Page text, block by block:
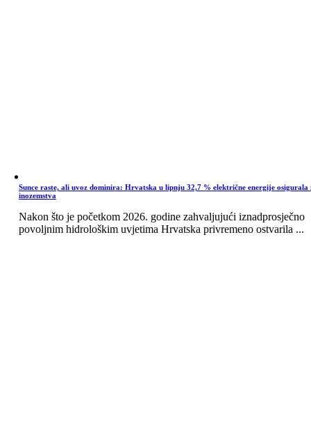
Sunce raste, ali uvoz dominira: Hrvatska u lipnju 32,7 % električne energije osigurala
inozemstva
Nakon što je početkom 2026. godine zahvaljujući iznadprosječno
povoljnim hidrološkim uvjetima Hrvatska privremeno ostvarila ...